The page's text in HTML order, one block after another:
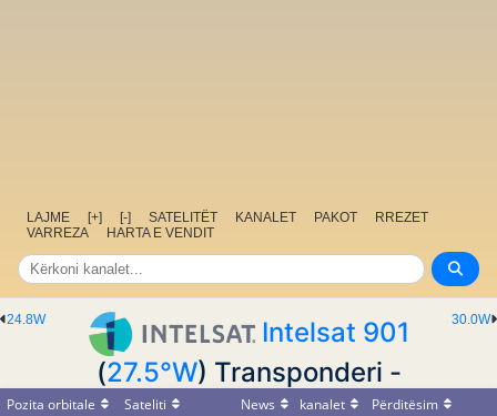
LAJME [+] [-] SATELITËT KANALET PAKOT
RREZET
VARREZA
HARTA E VENDIT
30.0W
24.8W
Intelsat 901
(27.5°W) Transponderi -
Pozita orbitale Sateliti News kanalet
Përditësim